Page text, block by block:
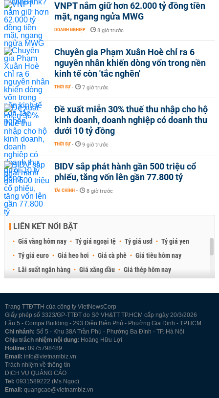
VNPT nắm giữ hơn 62.000 tỷ đồng tiền
mặt, ngang ngửa MWG
DOANH NGHIỆP - 8 giờ trước
Chuyên gia Phạm Xuân Hoè chỉ ra 6
nguyên nhân khiến dòng vốn trong nền
kinh tế còn 'tắc nghẽn'
THỜI SỰ - 7 giờ trước
Đề xuất miễn 30% thuế thu nhập cho hộ
kinh doanh, doanh nghiệp có doanh thu
dưới 10 tỷ đồng
THỜI SỰ - 9 giờ trước
BIDV sắp phát hành gần 500 triệu cổ
phiếu, tăng vốn lên gần 77.800 tỷ
TÀI CHÍNH - 8 giờ trước
LIÊN KẾT NỔI BẬT
Giá vàng hôm nay Tỷ giá ngoại tệ Tỷ giá usd
Tỷ giá yen
Tỷ giá euro
Giá heo hơi Giá cà phê
Giá tiêu hôm nay
Lãi suất ngân hàng
Giá xăng dầu
Giá thép hôm nay
Trang TTĐTTH của công ty VietNewsCorp
Giấy phép số 3323/GP-TTĐT do Sở VH&TT TP.HCM cấp ngày 20/3/2026
Lầu 5 - Compa Building - 293 Điện Biên Phủ - Phường Gia Định - TP.HCM
Chi nhánh: Số 5 - Khu 38A Trần Phú - Phường Ba Đình - TP. Hà Nội
Chịu trách nhiệm nội dung: Hoàng Hữu Lợi
Hotline: 0975798489
Email: info@vietnambiz.vn
Trách nhiệm về thông tin
DỊCH VỤ QUẢNG CÁO
Tel: 0931589222 (Ms Ngọc)
Email: quangcao@vietnambiz.vn